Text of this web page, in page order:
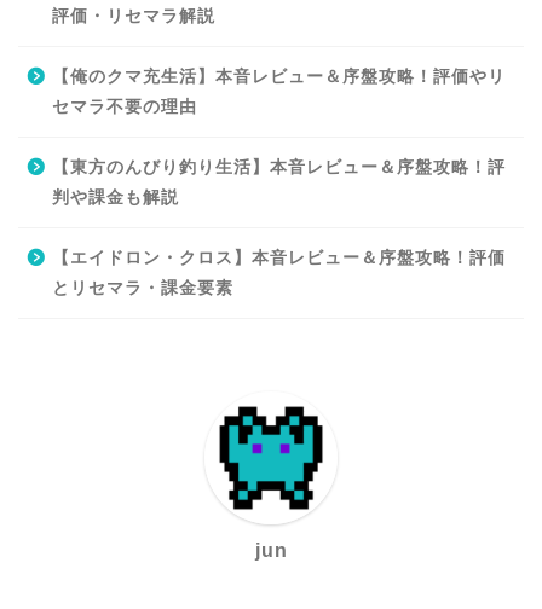
評価・リセマラ解説
【俺のクマ充生活】本音レビュー＆序盤攻略！評価やリ
セマラ不要の理由
【東方のんびり釣り生活】本音レビュー＆序盤攻略！評
判や課金も解説
【エイドロン・クロス】本音レビュー＆序盤攻略！評価
とリセマラ・課金要素
jun